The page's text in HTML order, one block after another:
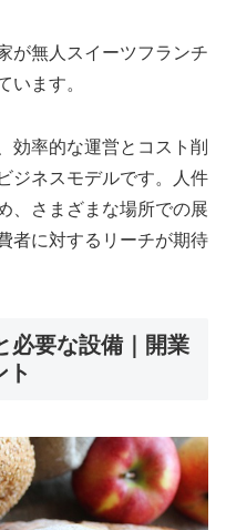
が無人スイーツフランチ
います。
効率的な運営とコスト削
ジネスモデルです。人件
、さまざまな場所での展
者に対するリーチが期待
必要な設備｜開業
ト